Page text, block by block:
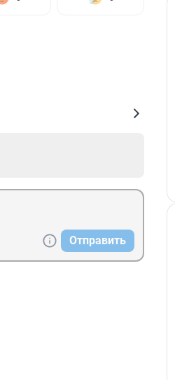
Отправить